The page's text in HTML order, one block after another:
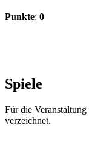
Punkte: 0
Spiele
Für die
verzeichnet.